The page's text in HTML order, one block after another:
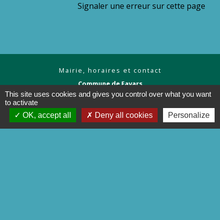
Signaler une erreur sur cette page
Mairie, horaires et contact
Commune de Favars
1 Place Jean Bertin
+33 5 55 29 31 84
Contact par formulaire
This site uses cookies and gives you control over what you want
to activate
OK, accept all
Deny all cookies Personalize